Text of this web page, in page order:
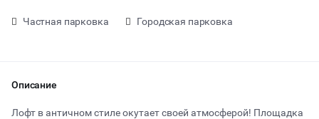
Частная парковка Городская парковка
Описание
Лофт в античном стиле окутает своей атмосферой! Площадка